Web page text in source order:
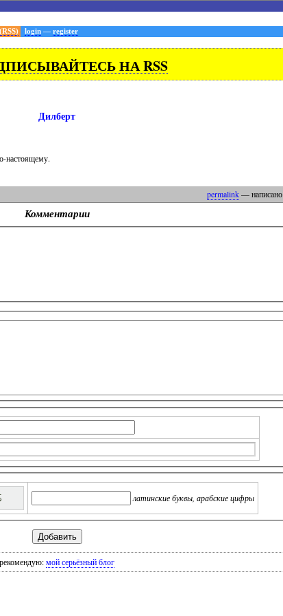
login — register
НА RSS
Дилберт
настоящему.
permalink— написано
Комментарии
латинские буквы, арабские цифры
рекомендую: мой серьёзный блог